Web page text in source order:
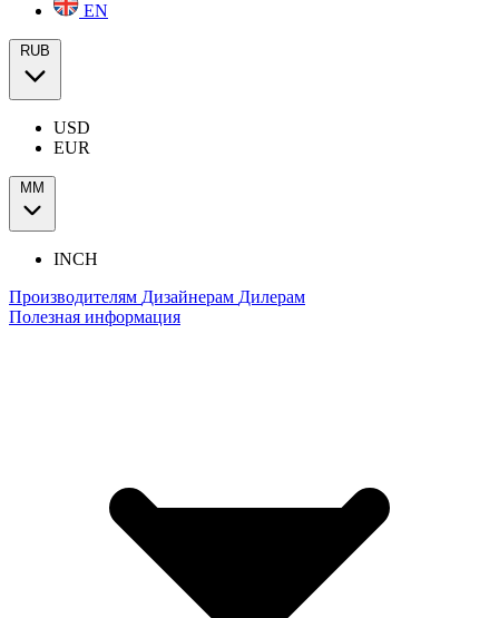
EN
RUB
USD
EUR
ММ
INCH
Производителям Дизайнерам Дилерам
Полезная информация